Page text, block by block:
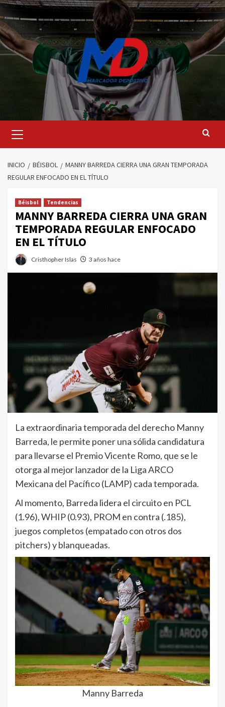
Saltar
al
contenido
principal
INICIO BÉISBOL
MANNY BARREDA CIERRA UNA GRAN TEMPORADA
REGULAR ENFOCADO EN EL TÍTULO
Béisbol Tendencias
MANNY BARREDA CIERRA UNA GRAN
TEMPORADA REGULAR ENFOCADO
EN EL TÍTULO
Cristhopher Islas 3 años hace
La extraordinaria temporada del derecho Manny
Barreda, le permite poner una sólida candidatura
para llevarse el Premio Vicente Romo, que se le
otorga al mejor lanzador de la Liga ARCO
Mexicana del Pacífico (LAMP) cada temporada.
Al momento, Barreda lidera el circuito en PCL
(1.96), WHIP (0.93), PROM en contra (.185),
juegos completos (empatado con otros dos
pitchers) y blanqueadas.
Manny Barreda